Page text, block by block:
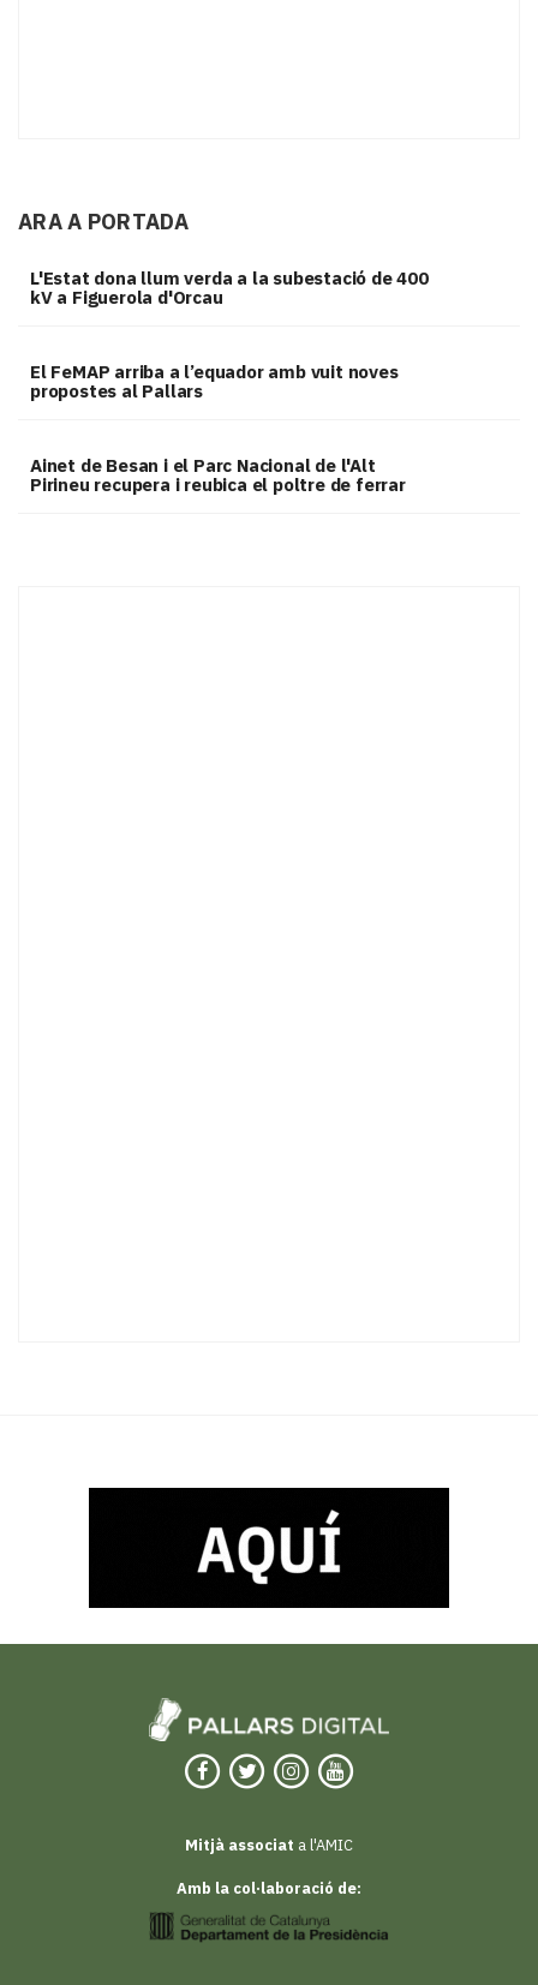
ARA A PORTADA
L'Estat dona llum verda a la subestació de 400
kV a Figuerola d'Orcau
El FeMAP arriba a l’equador amb vuit noves
propostes al Pallars
Ainet de Besan i el Parc Nacional de l'Alt
Pirineu recupera i reubica el poltre de ferrar
Mitjà associat a l'AMIC
Amb la col·laboració de: